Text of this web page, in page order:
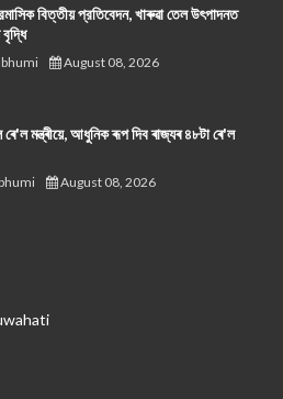
বিত্তীয় প্রতিবেদন, খাৰুৱা তেল উৎপাদনত
August 08, 2026
মন্ত্ৰীয়ে, আধুনিক ৰূপ দিব ৰাজ্যৰ ৪৮টা ৰে'ল
August 08, 2026